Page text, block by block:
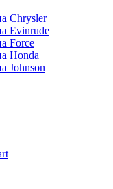
Chrysler
Evinrude
Force
Honda
Johnson